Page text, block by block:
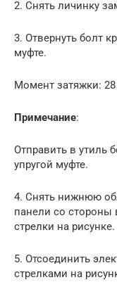
2. Снять личинку
3. Отвернуть болт
муфте.
Момент затяжки:
Примечание:
Отправить в утиль
упругой муфте.
4. Снять нижнюю
панели со стороны
стрелки на рисунке.
5. Отсоединить
стрелками на